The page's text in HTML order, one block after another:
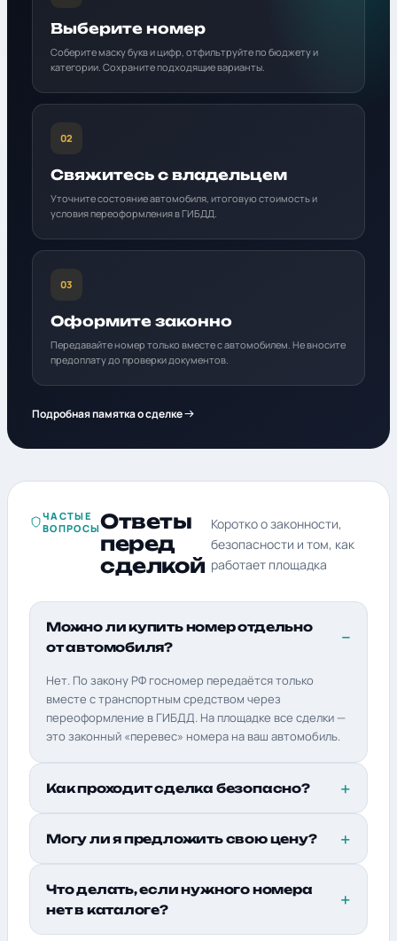
Выберите номер
Соберите маску букв и цифр, отфильтруйте по бюджету и
категории. Сохраните подходящие варианты.
02
Свяжитесь с владельцем
Уточните состояние автомобиля, итоговую стоимость и
условия переоформления в ГИБДД.
03
Оформите законно
Передавайте номер только вместе с автомобилем. Не вносите
предоплату до проверки документов.
Подробная памятка о сделке
ЧАСТЫЕ
ВОПРОСЫОтветы
перед
сделкой
Коротко о законности,
безопасности и том, как
работает площадка
Можно ли купить номер отдельно
от автомобиля?
Нет. По закону РФ госномер передаётся только
вместе с транспортным средством через
переоформление в ГИБДД. На площадке все сделки —
это законный «перевес» номера на ваш автомобиль.
Как проходит сделка безопасно?
Могу ли я предложить свою цену?
Что делать, если нужного номера
нет в каталоге?